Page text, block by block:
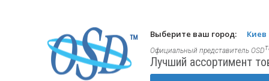
Выберите ваш город: Киев
Официальный представитель OSD
Лучший ассортимент